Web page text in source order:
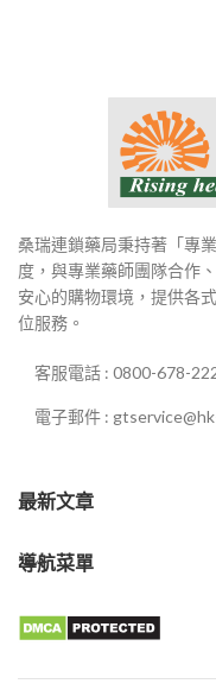
桑瑞連鎖藥局秉持著「專
度，與專業藥師團隊合作
安心的購物環境，提供各
位服務。
客服電話 : 0800-678-
電子郵件 :
最新文章
導航菜單